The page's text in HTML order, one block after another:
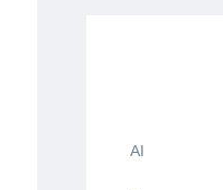
AI